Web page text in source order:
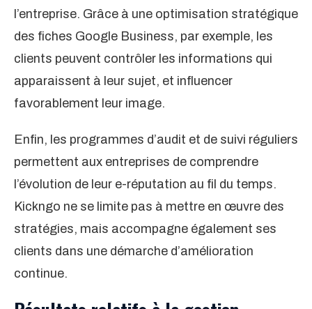
l’entreprise. Grâce à une optimisation stratégique
des fiches Google Business, par exemple, les
clients peuvent contrôler les informations qui
apparaissent à leur sujet, et influencer
favorablement leur image.
Enfin, les programmes d’audit et de suivi réguliers
permettent aux entreprises de comprendre
l’évolution de leur e-réputation au fil du temps.
Kickngo ne se limite pas à mettre en œuvre des
stratégies, mais accompagne également ses
clients dans une démarche d’amélioration
continue.